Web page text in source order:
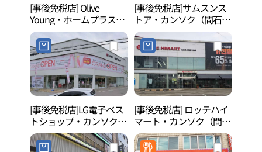
[事後免税店] Olive
Young・ホームプラスカ
ンソク（間石）店(올리
브영 홈플러스 간석점)
[事後免税店]サムスンス
トア・カンソク（間石）
(삼성스토어 간석)
[事後免税店]LG電子ベス
トショップ・カンソク
（間石）店(LG전자 베스
트샵 간석점)
[事後免税店] ロッテハイ
マート・カンソク（間
石）店(롯데하이마트 간
석점)